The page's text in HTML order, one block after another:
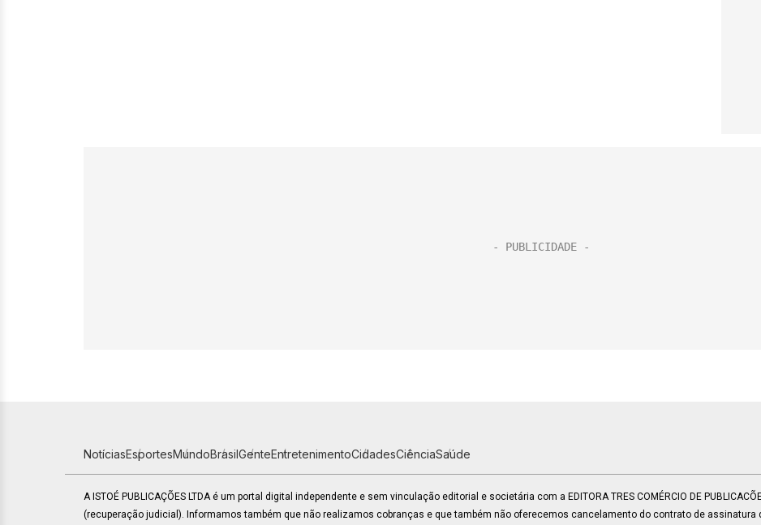
NotíciasEsportesMundoBrasilGenteEntretenimentoCidadesCiênciaSaúde
A ISTOÉ PUBLICAÇÕES LTDA é um portal digital independente e sem vinculação editorial e societária com a EDITORA TRES COMÉRCIO DE
(recuperação judicial). Informamos também que não realizamos cobranças e que também não oferecemos cancelamento do contrato de assinatura